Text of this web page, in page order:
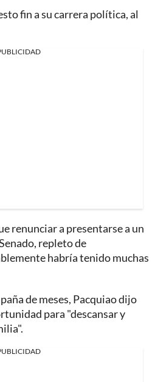
fin a su carrera política, al
renunciar a presentarse a un
repleto de
habría tenido muchas
de meses, Pacquiao dijo
para "descansar y